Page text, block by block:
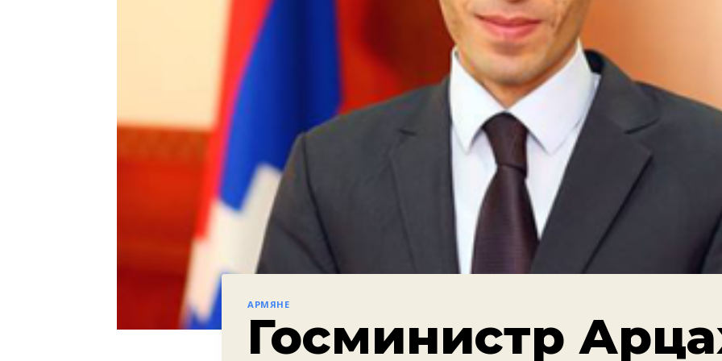
АРМЯНЕ
Госминистр